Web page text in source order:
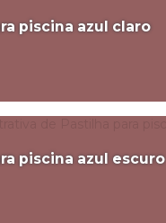
piscina azul claro
piscina azul escuro